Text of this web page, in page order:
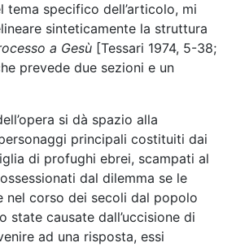
tema specifico dell’articolo, mi
sinteticamente la struttura
a Gesù [Tessari 1974, 5-38;
prevede due sezioni e un
si dà spazio alla
principali costituiti dai
di profughi ebrei, scampati al
dal dilemma se le
nel corso dei secoli dal popolo
state causate dall’uccisione di
ad una risposta, essi